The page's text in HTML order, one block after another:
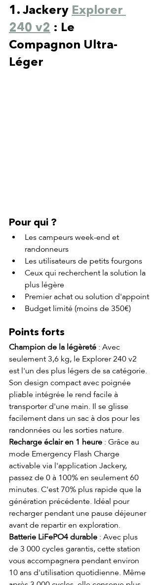
1. Jackery Explorer
240 v2 : Le
Compagnon Ultra-
Léger
Pour qui ?
Les campeurs week-end et
randonneurs
Les utilisateurs de petits fourgons
Ceux qui recherchent la solution la
plus légère
Premier achat ou solution d'appoint
Budget limité (moins de 350€)
Points forts
Champion de la légèreté : Avec
seulement 3,6 kg, le Explorer 240 v2
est l'un des plus légers de sa catégorie.
Son design compact avec poignée
pliable intégrée le rend facile à
transporter d'une main. Il se glisse
facilement dans un sac à dos pour les
randonnées ou les sorties nature.
Recharge éclair en 1 heure : Grâce au
mode Emergency Flash Charge
activable via l'application Jackery,
passez de 0 à 100% en seulement 60
minutes. C'est 70% plus rapide que la
génération précédente. Idéal pour
recharger pendant une pause déjeuner
avant de repartir en exploration.
Batterie LiFePO4 durable : Avec plus
de 3 000 cycles garantis, cette station
vous accompagnera pendant environ
10 ans d'utilisation quotidienne. Même